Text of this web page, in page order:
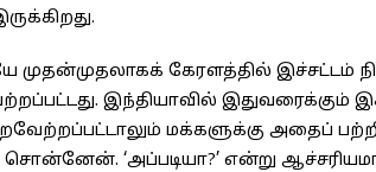
முதன்முதலாகக் கேரளத்தில் இச்சட்டம்
இந்தியாவில்
மக்களுக்கு அதைப்
‘அப்படியா?’ என்று